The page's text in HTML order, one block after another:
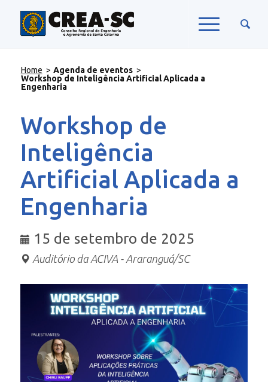
Home > Agenda de eventos >
Workshop de Inteligência Artificial Aplicada a
Engenharia
Workshop de
Inteligência
Artificial Aplicada a
Engenharia
15 de setembro de 2025
Auditório da ACIVA - Araranguá/SC